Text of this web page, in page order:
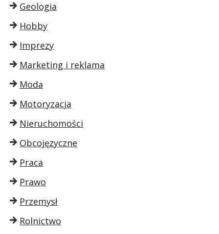
Geologia
Hobby
Imprezy
Marketing i reklama
Moda
Motoryzacja
Nieruchomości
Obcojęzyczne
Praca
Prawo
Przemysł
Rolnictwo